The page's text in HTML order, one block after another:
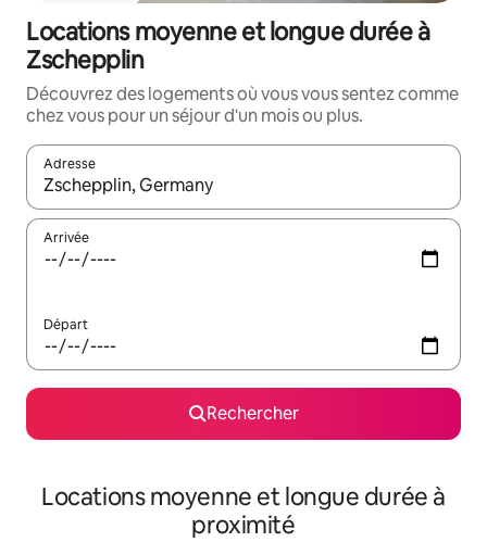
Locations moyenne et longue durée à
Zschepplin
Découvrez des logements où vous vous sentez comme
chez vous pour un séjour d'un mois ou plus.
Adresse
Lorsque les résultats s'affichent, utilisez les flèches vers le
Arrivée
Départ
Rechercher
Locations moyenne et longue durée à
proximité